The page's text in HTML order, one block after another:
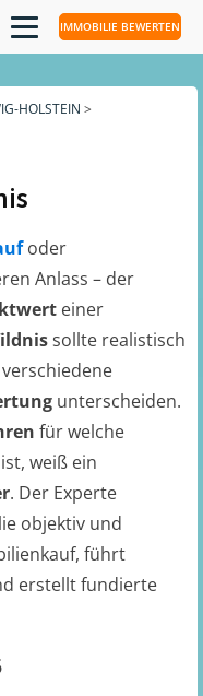
IMMOBILIE BEWERTEN
HOLSTEIN >
oder
Anlass – der
einer
sollte realistisch
unterscheiden.
für welche
weiß ein
. Der Experte
objektiv und
führt
erstellt fundierte